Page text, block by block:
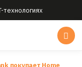
технологиях
покупает Home